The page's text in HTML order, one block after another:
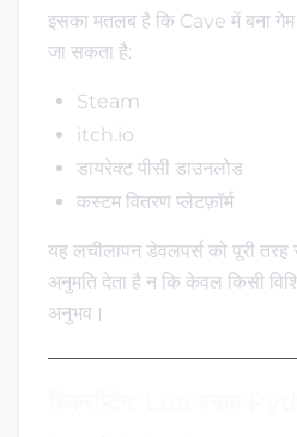
इसका मतलब है कि Cave में बना गेम
जा सकता है:
Steam
itch.io
डायरेक्ट पीसी डाउनलोड
कस्टम वितरण प्लेटफ़ॉर्म
यह लचीलापन डेवलपर्स को पूरी
अनुमति देता है न कि केवल किसी
अनुभव।